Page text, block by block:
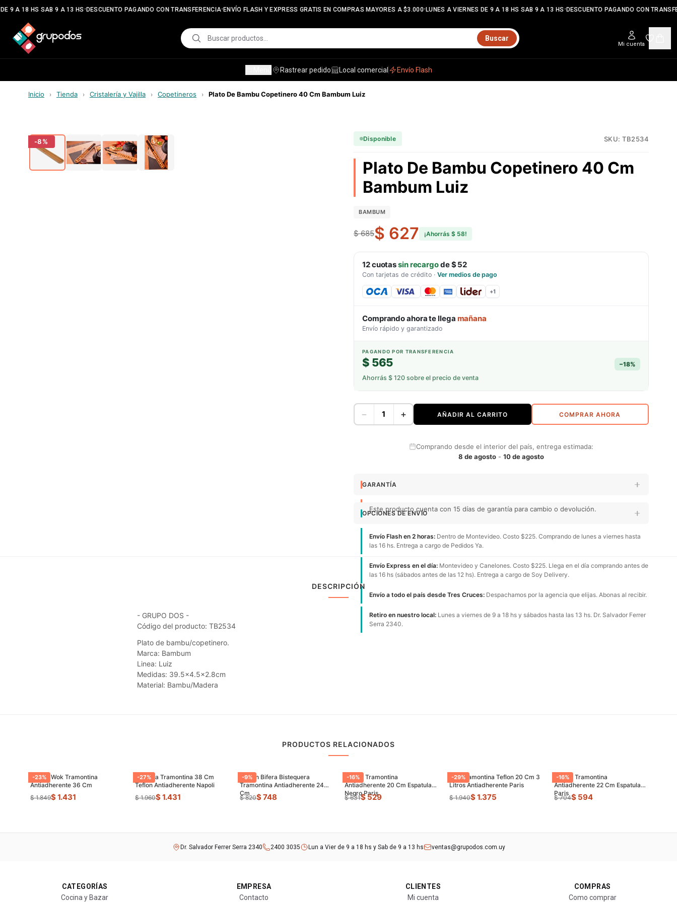
9 A 18 HS SAB 9 A 13 HS•DESCUENTO PAGANDO CON TRANSFERENCIA•ENVÍO FLASH Y EXPRESS GRATIS EN COMPRAS MAYORES A $3.000•LUNES A VIERNES DE 9 A 18 HS SAB 9 A 13 HS•DESCUENTO PAGANDO CON
Buscar
Mi cuenta
Rastrear pedido Local comercial Envío Flash
Inicio › Tienda › Cristalería y Vajilla › Copetineros › Plato De Bambu Copetinero 40 Cm Bambum Luiz
-8% Disponible SKU: TB2534
Plato De Bambu Copetinero 40 Cm
Bambum Luiz
BAMBUM
$ 685$ 627 ¡Ahorrás $ 58!
12cuotassin recargode$ 52
Con tarjetas de crédito · Ver medios de pago
+1
Comprando ahora te llega mañana
Envío rápido y garantizado
PAGANDO POR TRANSFERENCIA
$ 565 −18%
Ahorrás $ 120 sobre el precio de venta
− + AÑADIR AL CARRITO COMPRAR AHORA
Comprando desde el interior del país, entrega estimada:
8 de agosto - 10 de agosto
GARANTÍA
Este producto cuenta con 15 días de garantía para cambio o devolución.
OPCIONES DE ENVÍO
Envío Flash en 2 horas: Dentro de Montevideo. Costo $225. Comprando de lunes a viernes hasta
las 16 hs. Entrega a cargo de Pedidos Ya.
Envío Express en el día: Montevideo y Canelones. Costo $225. Llega en el día comprando antes de
las 16 hs (sábados antes de las 12 hs). Entrega a cargo de Soy Delivery.
Envío a todo el país desde Tres Cruces: Despachamos por la agencia que elijas. Abonas al recibir.
Retiro en nuestro local: Lunes a viernes de 9 a 18 hs y sábados hasta las 13 hs. Dr. Salvador Ferrer
Serra 2340.
DESCRIPCIÓN
- GRUPO DOS -
Código del producto: TB2534
Plato de bambu/copetinero.
Marca: Bambum
Linea: Luiz
Medidas: 39.5x4.5x2.8cm
Material: Bambu/Madera
PRODUCTOS RELACIONADOS
-23%
Sarten Wok Tramontina
Antiadherente 36 Cm
$ 1.849$ 1.431
-27%
Paellera Tramontina 38 Cm
Teflon Antiadherente Napoli
$ 1.960$ 1.431
-9%
Sarten Bifera Bistequera
Tramontina Antiadherente 24
Cm
$ 820$ 748
-16%
Sarten Tramontina
Antiadherente 20 Cm Espatula
Negro Paris
$ 631$ 529
-29%
Olla Tramontina Teflon 20 Cm 3
Litros Antiadherente Paris
$ 1.940$ 1.375
-16%
Sarten Tramontina
Antiadherente 22 Cm Espatula
Paris
$ 704$ 594
Dr. Salvador Ferrer Serra 2340 2400 3035 Lun a Vier de 9 a 18 hs y Sab de 9 a 13 hs ventas@grupodos.com.uy
CATEGORÍAS
Cocina y Bazar
EMPRESA
Contacto
CLIENTES
Mi cuenta
COMPRAS
Como comprar